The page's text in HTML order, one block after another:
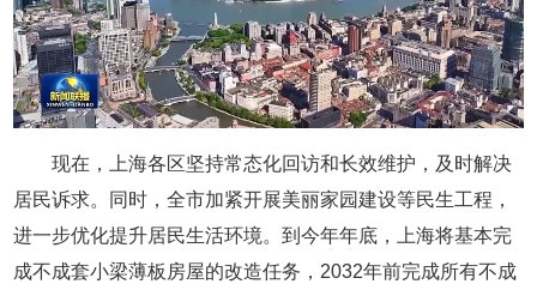
现在，上海各区坚持常态化回访和长效维护，及时解决
居民诉求。同时，全市加紧开展美丽家园建设等民生工程，
进一步优化提升居民生活环境。到今年年底，上海将基本完
成不成套小梁薄板房屋的改造任务，2032年前完成所有不成